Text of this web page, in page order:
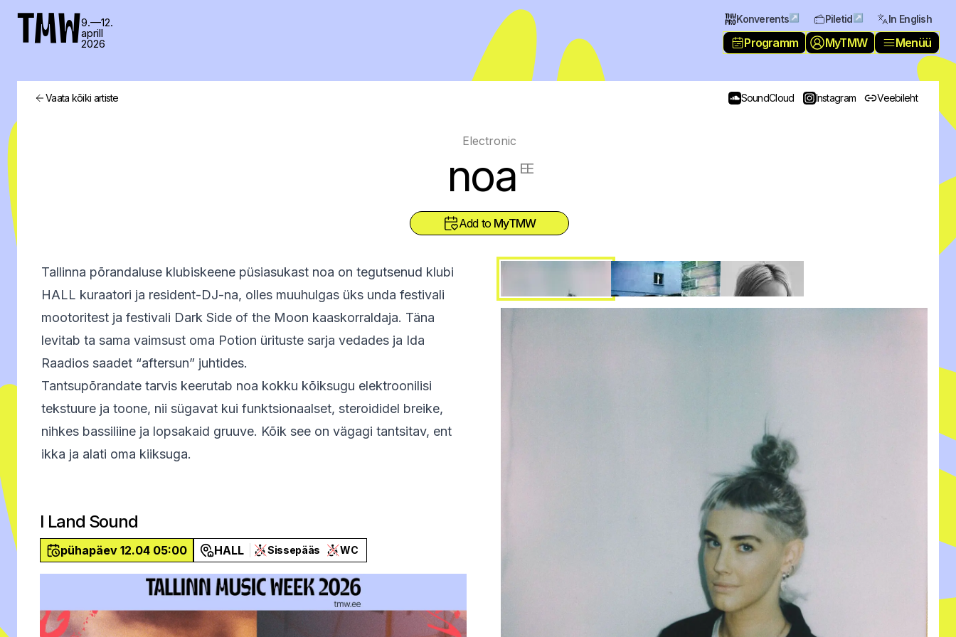
TMW9.—12.
aprill
2026
Konverents ↗ Piletid ↗ In English
Programm MyTMW Menüü
Vaata kõiki artiste SoundCloud Instagram Veebileht
Electronic
noa EE
Add to MyTMW
Tallinna põrandaluse klubiskeene püsiasukast noa on tegutsenud klubi
HALL kuraatori ja resident-DJ-na, olles muuhulgas üks unda festivali
mootoritest ja festivali Dark Side of the Moon kaaskorraldaja. Täna
levitab ta sama vaimsust oma Potion ürituste sarja vedades ja Ida
Raadios saadet “aftersun” juhtides.
Tantsupõrandate tarvis keerutab noa kokku kõiksugu elektroonilisi
tekstuure ja toone, nii sügavat kui funktsionaalset, steroididel breike,
nihkes bassiliine ja lopsakaid gruuve. Kõik see on vägagi tantsitav, ent
ikka ja alati oma kiiksuga.
I Land Sound
pühapäev 12.04 05:00 HALL Sissepääs WC